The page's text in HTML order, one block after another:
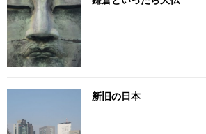
新旧の日本